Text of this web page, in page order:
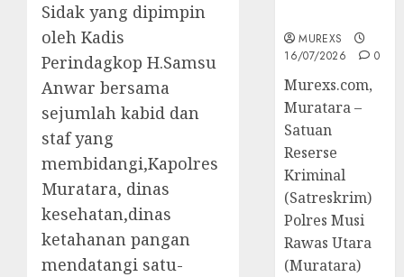
Sidak yang dipimpin
oleh Kadis
Perindagkop H.Samsu
Anwar bersama
sejumlah kabid dan
staf yang
membidangi,Kapolres
Muratara, dinas
kesehatan,dinas
ketahanan pangan
mendatangi satu-
MUREXS
16/07/2026
0
Murexs.com,
Muratara –
Satuan
Reserse
Kriminal
(Satreskrim)
Polres Musi
Rawas Utara
(Muratara)